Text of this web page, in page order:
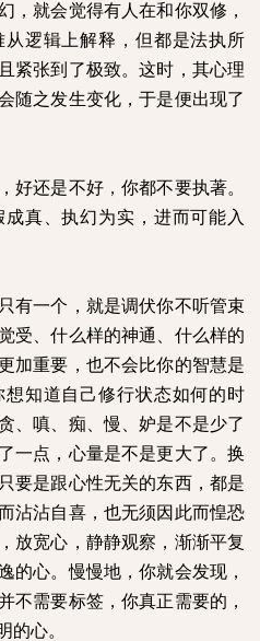
，就会觉得有人在和你双修，
逻辑上解释，但都是法执所
紧张到了极致。这时，其心理
随之发生变化，于是便出现了
好还是不好，你都不要执著。
真、执幻为实，进而可能入
有一个，就是调伏你不听管束
受、什么样的神通、什么样的
加重要，也不会比你的智慧是
知道自己修行状态如何的时
、嗔、痴、慢、妒是不是少了
一点，心量是不是更大了。换
要是跟心性无关的东西，都是
沾沾自喜，也无须因此而惶恐
放宽心，静静观察，渐渐平复
的心。慢慢地，你就会发现，
不需要标签，你真正需要的，
的心。